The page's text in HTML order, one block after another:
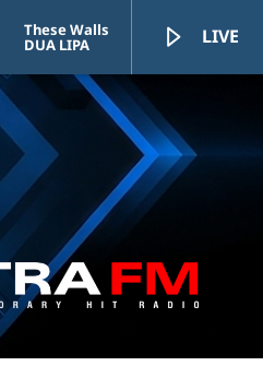
LIVE
These Walls
DUA LIPA